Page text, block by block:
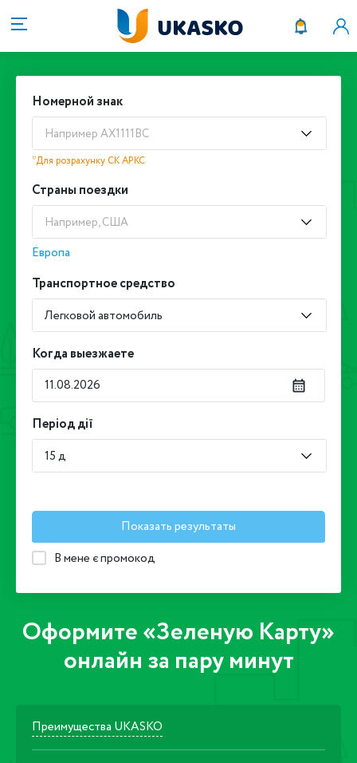
Оформите «Зеленую Карту»
онлайн за пару минут
Номерной знак
Например АХ1111ВС
*Для розрахунку СК АРКС
Страны поездки
Например, США
Европа
Транспортное средство
Легковой автомобиль
Когда выезжаете
Період дії
15 д
Показать результаты
В мене є промокод
Преимущества UKASKO